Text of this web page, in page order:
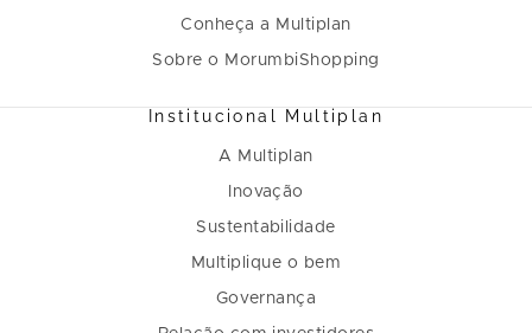
Conheça a Multiplan
Sobre o MorumbiShopping
Institucional Multiplan
A Multiplan
Inovação
Sustentabilidade
Multiplique o bem
Governança